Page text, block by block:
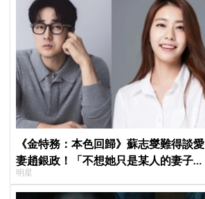
《金特務：本色回歸》蘇志燮難得談愛
妻趙銀政！「不想她只是某人的妻子」
一句話展現滿滿尊重與愛
明星